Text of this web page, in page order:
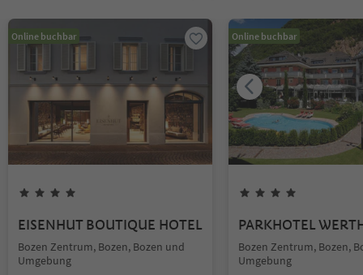
Online buchbar
EISENHUT BOUTIQUE HOTEL
Bozen Zentrum, Bozen, Bozen und
Umgebung
Online buchbar
PARKHOTEL
Bozen Zentrum, Bozen,
Umgebung